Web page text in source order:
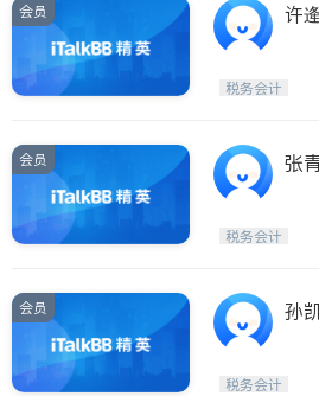
非盈利
会员 许
税务会计
会员 张
税务会计
会员 孙
税务会计